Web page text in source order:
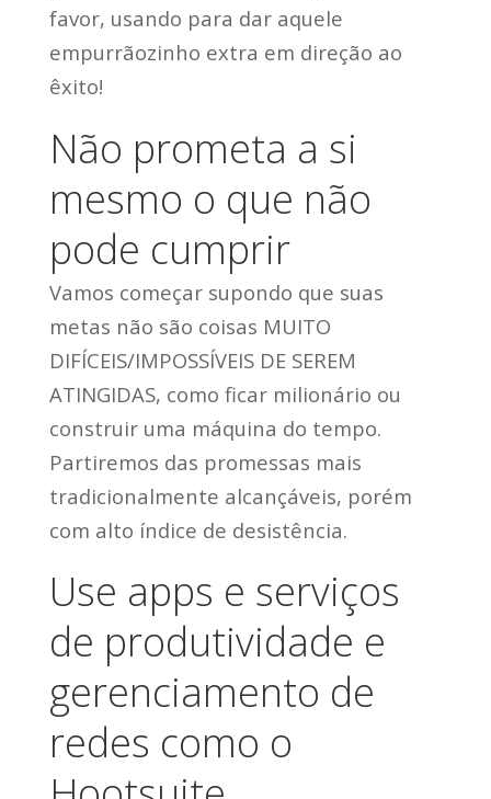
favor, usando para dar aquele
empurrãozinho extra em direção ao
êxito!
Não prometa a si
mesmo o que não
pode cumprir
Vamos começar supondo que suas
metas não são coisas MUITO
DIFÍCEIS/IMPOSSÍVEIS DE SEREM
ATINGIDAS, como ficar milionário ou
construir uma máquina do tempo.
Partiremos das promessas mais
tradicionalmente alcançáveis, porém
com alto índice de desistência.
Use apps e serviços
de produtividade e
gerenciamento de
redes como o